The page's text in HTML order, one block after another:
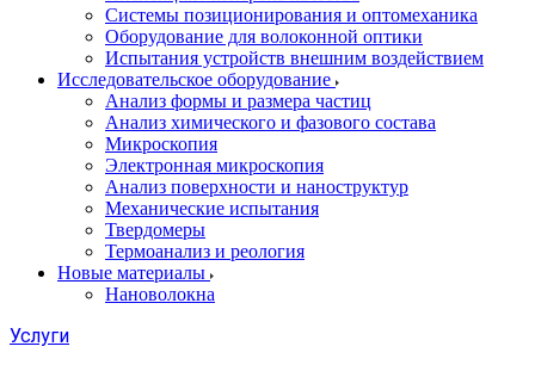
Системы позиционирования и оптомеханика
Оборудование для волоконной оптики
Испытания устройств внешним воздействием
Исследовательское оборудование
Анализ формы и размера частиц
Анализ химического и фазового состава
Микроскопия
Электронная микроскопия
Анализ поверхности и наноструктур
Механические испытания
Твердомеры
Термоанализ и реология
Новые материалы
Нановолокна
Услуги